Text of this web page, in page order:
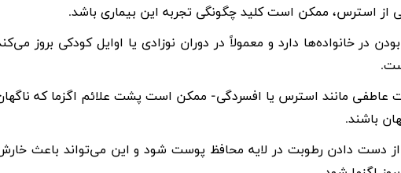
از استرس، ممکن است کلید چگونگی تجربه این بیماری باشد.
در خانواده‌ها دارد و معمولاً در دوران نوزادی یا اوایل کودکی بروز
مانند استرس یا افسردگی- ممکن است پشت علائم اگزما که
باشند.
از دست دادن رطوبت در لایه محافظ پوست شود و این می‌تواند باعث